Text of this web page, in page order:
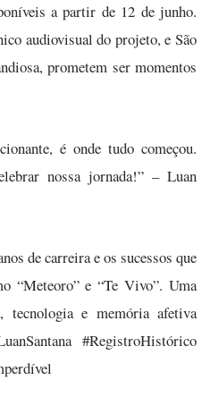
a partir de 12 de junho.
audiovisual do projeto, e São
prometem ser momentos
é onde tudo começou.
nossa jornada!” – Luan
de carreira e os sucessos que
“Meteoro” e “Te Vivo”. Uma
tecnologia e memória afetiva
#RegistroHistórico